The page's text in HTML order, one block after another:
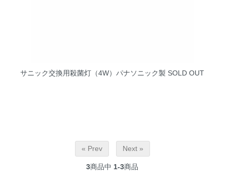
サニック交換用殺菌灯（4W）パナソニック製 SOLD OUT
« Prev Next »
3商品中 1-3商品